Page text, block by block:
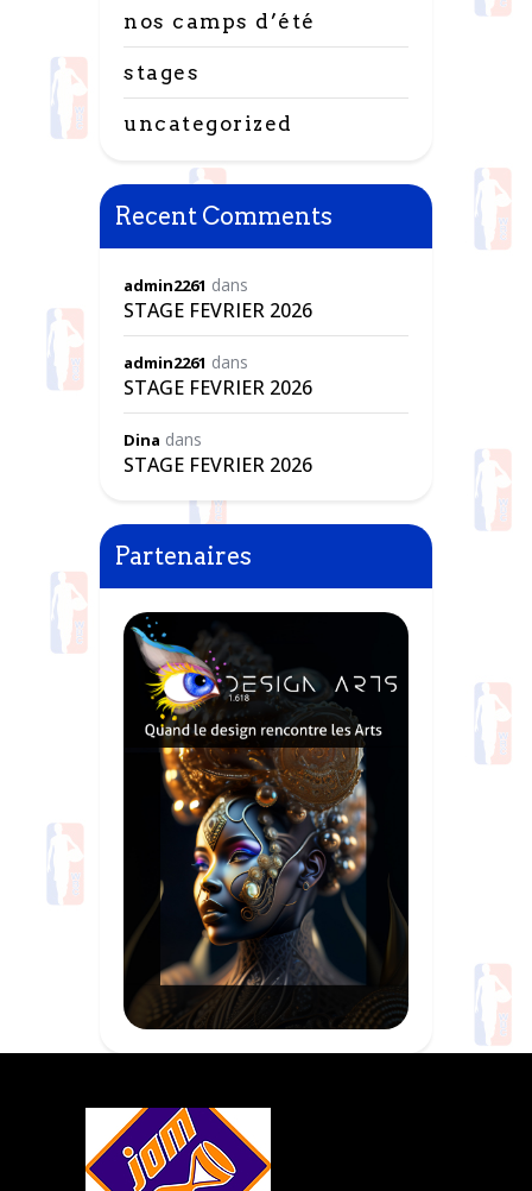
nos camps d’été
stages
uncategorized
Recent Comments
admin2261 dans
STAGE FEVRIER 2026
admin2261 dans
STAGE FEVRIER 2026
Dina dans
STAGE FEVRIER 2026
Partenaires